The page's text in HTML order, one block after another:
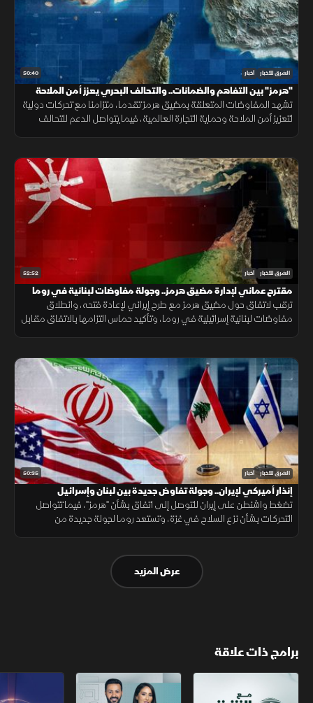
50:40 الشرق للأخبار أخبار
"هرمز" بين التفاهم والضمانات.. والتحالف البحري يعزز أمن الملاحة
تشهد المفاوضات المتعلقة بمضيق هرمز تقدما، متزامنا مع تحركات دولية
لتعزيز أمن الملاحة وحماية التجارة العالمية، فيما يتواصل الدعم للتحالف
52:52 الشرق للأخبار أخبار
مقترح عماني لإدارة مضيق هرمز.. وجولة مفاوضات لبنانية في روما
ترقب لاتفاق حول مضيق هرمز مع طرح إيراني لإعادة فتحه، وانطلاق
مفاوضات لبنانية إسرائيلية في روما، وتأكيد حماس التزامها بالاتفاق مقابل
50:35 الشرق للأخبار أخبار
إنذار أميركي لإيران.. وجولة تفاوض جديدة بين لبنان وإسرائيل
تضغط واشنطن على إيران للتوصل إلى اتفاق بشأن "هرمز"، فيما تتواصل
التحركات بشأن نزع السلاح في غزة، وتستعد روما لجولة جديدة من
عرض المزيد
برامج ذات علاقة
مع الشرق الأوسط الخبر الآخر تقارير الشرق